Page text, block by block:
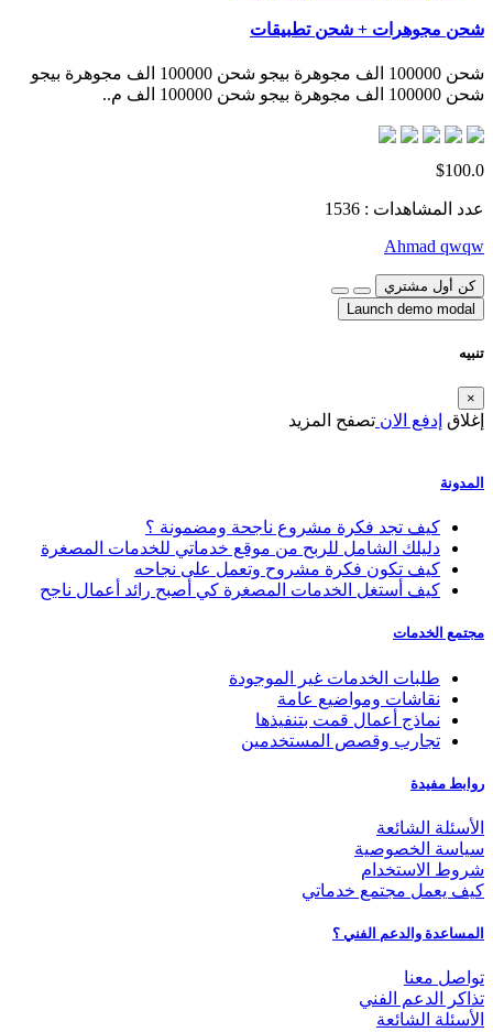
شحن مجوهرات + شحن تطبيقات
شحن 100000 الف مجوهرة بيجو شحن 100000 الف مجوهرة بيجو
شحن 100000 الف مجوهرة بيجو شحن 100000 الف م..
$100.0
عدد المشاهدات : 1536
Ahmad qwqw
كن أول مشتري
Launch demo modal
تنبيه
×
إغلاق إدفع الان تصفح المزيد
المدونة
كيف تجد فكرة مشروع ناجحة ومضمونة ؟
دليلك الشامل للربح من موقع خدماتي للخدمات المصغرة
كيف تكون فكرة مشروح وتعمل على نجاحه
كيف أستغل الخدمات المصغرة كي أصبح رائد أعمال ناجح
مجتمع الخدمات
طلبات الخدمات غير الموجودة
نقاشات ومواضيع عامة
نماذج أعمال قمت بتنفيذها
تجارب وقصص المستخدمين
روابط مفيدة
الأسئلة الشائعة
سياسة الخصوصية
شروط الاستخدام
كيف يعمل مجتمع خدماتي
المساعدة والدعم الفني ؟
تواصل معنا
تذاكر الدعم الفني
الأسئلة الشائعة